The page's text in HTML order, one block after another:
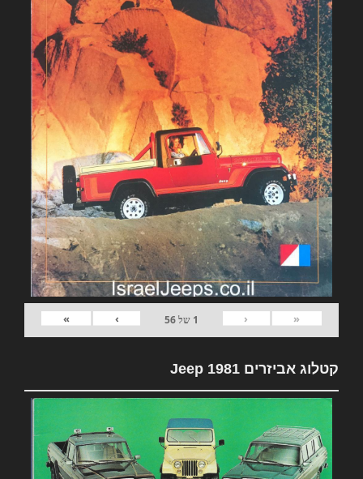
«
‹
1 של56
›
»
קטלוג אביזרים 1981 Jeep